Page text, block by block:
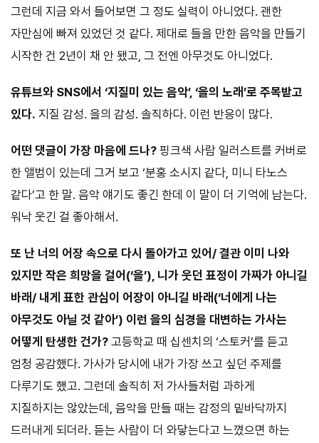
그런데 지금 와서 들어보면 그 정도 실력이 아니었다. 괜한
자만심에 빠져 있었던 것 같다. 제대로 들을 만한 음악을 만들기
시작한 건 2년이 채 안 됐고, 그 전엔 아무것도 아니었다.
유튜브와 SNS에서 ‘지질미 있는 음악’, ‘을의 노래’로 주목받고
있다. 지질 감성. 을의 감성. 솔직하다. 이런 반응이 많다.
어떤 댓글이 가장 마음에 드나? 핑크색 사람 일러스트를 커버로
한 앨범이 있는데 그거 보고 ‘분홍 소시지 같다, 미니 타노스
같다’고 한 말. 음악 얘기도 좋긴 한데 이 말이 더 기억에 남는다.
워낙 웃긴 걸 좋아해서.
또 난 너의 어장 속으로 다시 돌아가고 있어/ 결관 이미 나와
있지만 작은 희망을 걸어(‘을’), 니가 웃던 표정이 가짜가 아니길
바래/ 내게 표한 관심이 어장이 아니길 바래(‘너에게 나는
아무것도 아닐 것 같아’) 이런 을의 심경을 대변하는 가사는
어떻게 탄생한 건가? 고등학교 때 십센치의 ‘스토커’를 듣고
엄청 공감했다. 가사가 당시에 내가 가장 쓰고 싶던 주제를
다루기도 했고. 그런데 솔직히 저 가사들처럼 과하게
지질하지는 않았는데, 음악을 만들 때는 감정의 밑바닥까지
드러내게 되더라. 듣는 사람이 더 와닿는다고 느꼈으면 하는